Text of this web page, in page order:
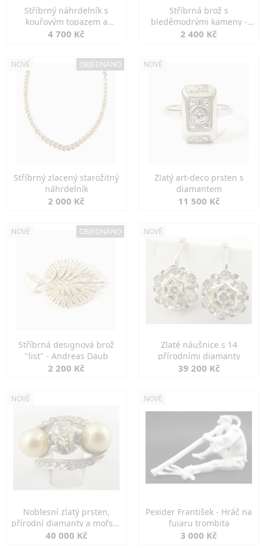
Stříbrný náhrdelník s
kouřovým topazem a
markazity
4 700 Kč
Stříbrná brož s
bleděmodrými kameny -
jemná elegance
2 400 Kč
NOVÉ OBJEDNÁNO
Stříbrný zlacený starožitný
náhrdelník
2 000 Kč
NOVÉ
Zlatý art-deco prsten s
diamantem
11 500 Kč
NOVÉ OBJEDNÁNO
Stříbrná designová brož
"list" - Andreas Daub
2 200 Kč
NOVÉ
Zlaté náušnice s 14
přírodními diamanty
39 200 Kč
NOVÉ
Noblesní zlatý prsten,
přírodní diamanty a mořské
perly
40 000 Kč
NOVÉ
Pexider František - Hráč na
fujaru trombita
3 000 Kč